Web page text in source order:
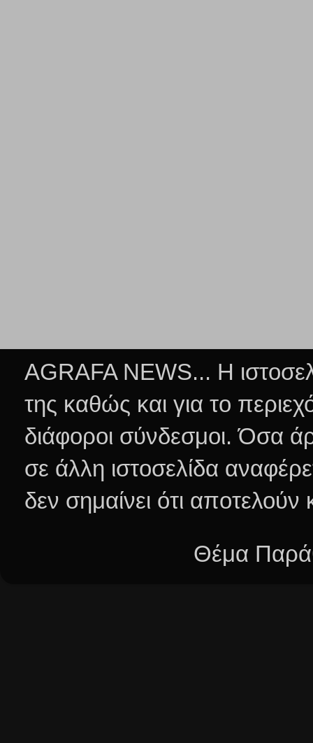
AGRAFA NEWS... Η
της καθώς και για το
διάφοροι σύνδεσμοι.Όσα
σε άλλη ιστοσελίδα
δεν σημαίνει ότι
Θέμα